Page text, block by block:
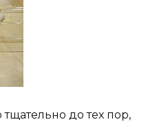
до тех пор,